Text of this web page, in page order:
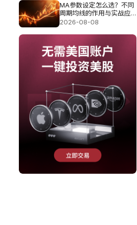
MA参数设定怎么选？不同
周期均线的作用与实战应
用分析
2026-08-08